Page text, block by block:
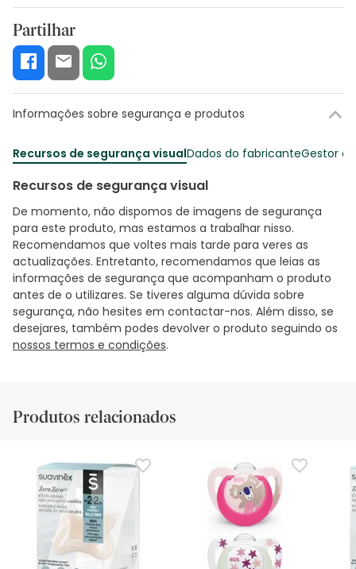
Partilhar
Informações sobre segurança e produtos
Recursos de segurança visualDados do fabricanteGestor
Recursos de segurança visual
De momento, não dispomos de imagens de segurança
para este produto, mas estamos a trabalhar nisso.
Recomendamos que voltes mais tarde para veres as
actualizações. Entretanto, recomendamos que leias as
informações de segurança que acompanham o produto
antes de o utilizares. Se tiveres alguma dúvida sobre
segurança, não hesites em contactar-nos. Além disso, se
desejares, também podes devolver o produto seguindo os
nossos termos e condições.
Produtos relacionados